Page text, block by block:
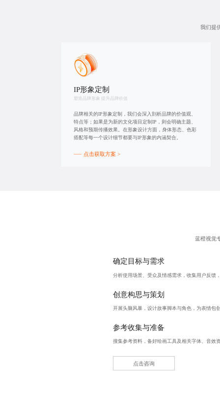
我们提
IP形象定制
塑造品牌形象 提升品牌价值
品牌相关的IP形象定制，我们会深入剖析品牌的价值观、
特点等；如果是为新的文化项目定制IP，则会明确主题、
风格和预期传播效果。在形象设计方面，身体形态、色彩
搭配等每一个设计细节都要与IP形象的内涵契合。
点击获取方案 >
蓝橙视觉
确定目标与需求
分析使用场景、受众及情感需求，收集用户反馈
创意构思与策划
开展头脑风暴，设计故事脚本与角色，为表情包
参考收集与准备
搜集参考资料，备好绘画工具及相关字体、音效
点击咨询